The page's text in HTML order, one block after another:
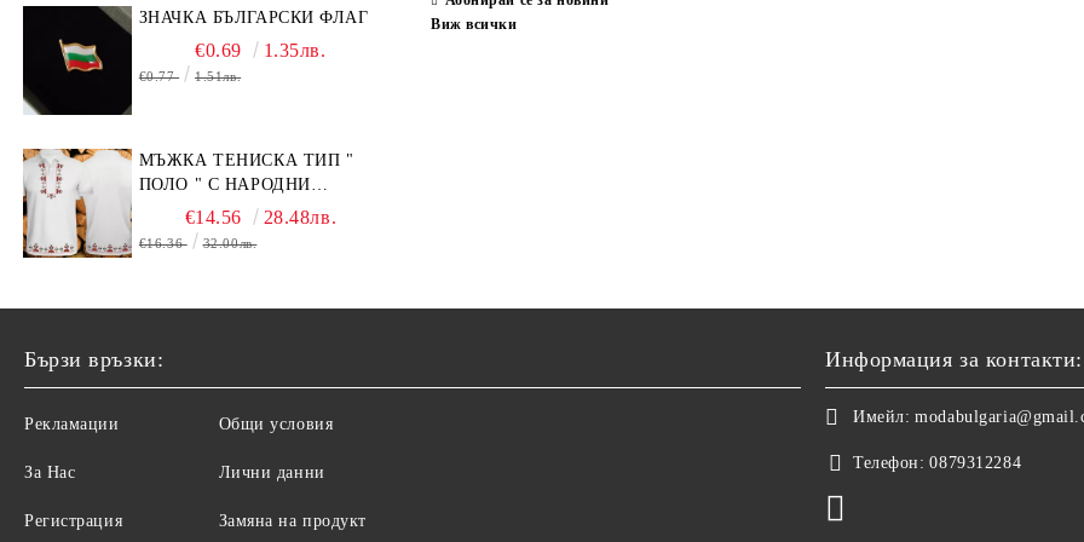
ЗНАЧКА БЪЛГАРСКИ ФЛАГ
€0.69 1.35лв.
€0.77 1.51лв.
МЪЖКА ТЕНИСКА ТИП "
ПОЛО " С НАРОДНИ
МОТИВИ.€14.56 28.48лв.
€16.36 32.00лв.
Виж всички
Бързи връзки:
Рекламации
За Нас
Регистрация
Общи условия
Лични данни
Замяна на продукт
Информация за контакти:
Имейл:
Телефон: 0879312284